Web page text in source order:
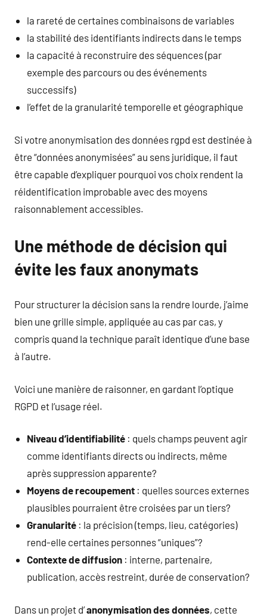
la rareté de certaines combinaisons de variables
la stabilité des identifiants indirects dans le temps
la capacité à reconstruire des séquences (par
exemple des parcours ou des événements
successifs)
l’effet de la granularité temporelle et géographique
Si votre anonymisation des données rgpd est destinée à
être “données anonymisées” au sens juridique, il faut
être capable d’expliquer pourquoi vos choix rendent la
réidentification improbable avec des moyens
raisonnablement accessibles.
Une méthode de décision qui
évite les faux anonymats
Pour structurer la décision sans la rendre lourde, j’aime
bien une grille simple, appliquée au cas par cas, y
compris quand la technique paraît identique d’une base
à l’autre.
Voici une manière de raisonner, en gardant l’optique
RGPD et l’usage réel.
Niveau d’identifiabilité : quels champs peuvent agir
comme identifiants directs ou indirects, même
après suppression apparente?
Moyens de recoupement : quelles sources externes
plausibles pourraient être croisées par un tiers?
Granularité : la précision (temps, lieu, catégories)
rend-elle certaines personnes “uniques”?
Contexte de diffusion : interne, partenaire,
publication, accès restreint, durée de conservation?
Dans un projet d’anonymisation des données, cette